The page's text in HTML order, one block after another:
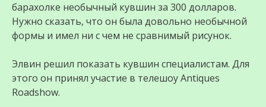
барахолке необычный кувшин за 300 долларов.
Нужно сказать, что он была довольно необычной
формы и имел ни с чем не сравнимый рисунок.
Элвин решил показать кувшин специалистам. Для
этого он принял участие в телешоу Antiques
Roadshow.